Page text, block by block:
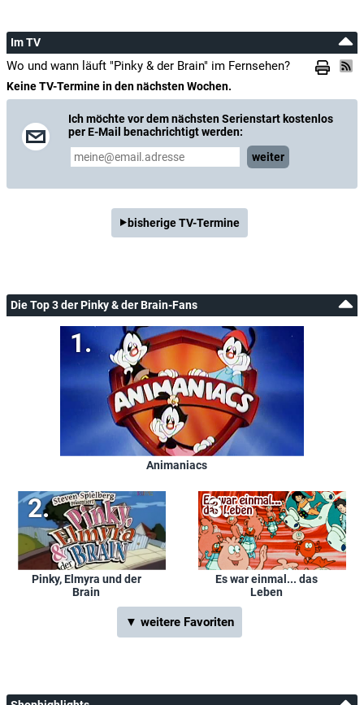
Im TV
Wo und wann läuft "Pinky & der Brain" im Fernsehen?
Keine TV-Termine in den nächsten Wochen.
Ich möchte vor dem nächsten Serienstart kostenlos
per E-Mail benachrichtigt werden:
weiter
bisherige TV-Termine
Die Top 3 der Pinky & der Brain-Fans
Animaniacs
Pinky, Elmyra und der
Brain
Es war einmal... das
Leben
▼ weitere Favoriten